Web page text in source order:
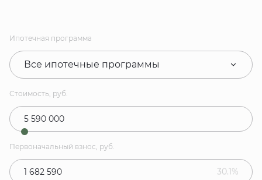
Ипотечная программа
Все ипотечные программы
Стоимость, руб.
Первоначальный взнос, руб.
30.1%